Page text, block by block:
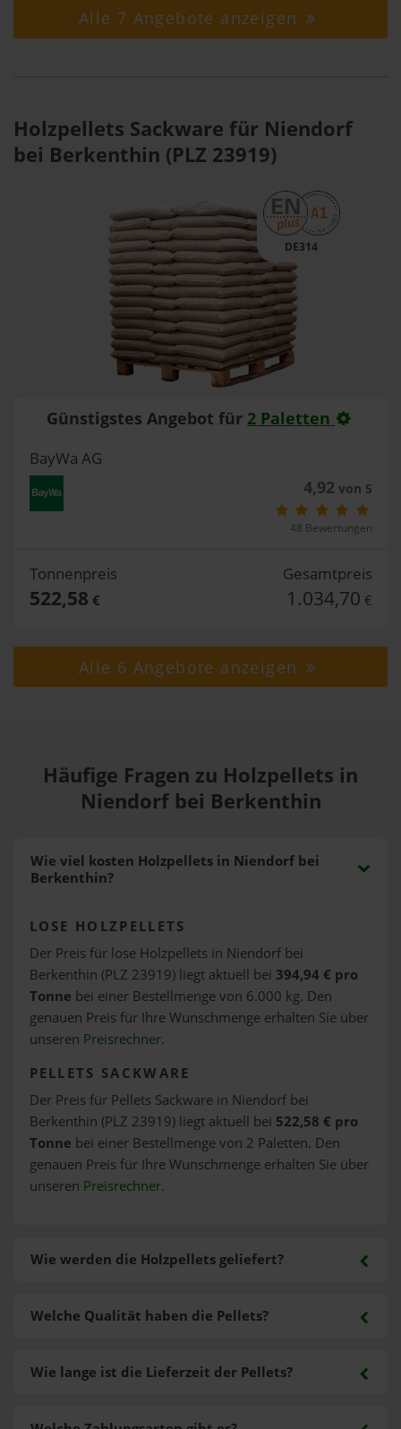
Alle 7 Angebote anzeigen
Holzpellets Sackware für Niendorf
bei Berkenthin (PLZ 23919)
DE314
Günstigstes Angebot für 2 Paletten
BayWa AG
4,92von 5
48 Bewertungen
Tonnenpreis
522,58 €
Gesamtpreis
1.034,70 €
Alle 6 Angebote anzeigen
Häufige Fragen zu Holzpellets in
Niendorf bei Berkenthin
Wie viel kosten Holzpellets in Niendorf bei
Berkenthin?
LOSE HOLZPELLETS
Der Preis für lose Holzpellets in Niendorf bei
Berkenthin (PLZ 23919) liegt aktuell bei 394,94 € pro
Tonne bei einer Bestellmenge von 6.000 kg. Den
genauen Preis für Ihre Wunschmenge erhalten Sie über
unseren Preisrechner.
PELLETS SACKWARE
Der Preis für Pellets Sackware in Niendorf bei
Berkenthin (PLZ 23919) liegt aktuell bei 522,58 € pro
Tonne bei einer Bestellmenge von 2 Paletten. Den
genauen Preis für Ihre Wunschmenge erhalten Sie über
unseren Preisrechner.
Wie werden die Holzpellets geliefert?
Welche Qualität haben die Pellets?
Wie lange ist die Lieferzeit der Pellets?